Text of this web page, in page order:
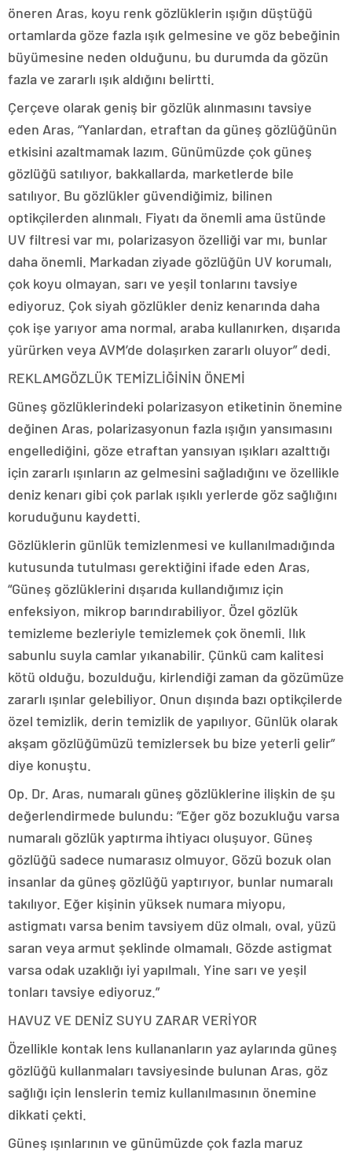
öneren Aras, koyu renk gözlüklerin ışığın düştüğü
ortamlarda göze fazla ışık gelmesine ve göz bebeğinin
büyümesine neden olduğunu, bu durumda da gözün
fazla ve zararlı ışık aldığını belirtti.
Çerçeve olarak geniş bir gözlük alınmasını tavsiye
eden Aras, “Yanlardan, etraftan da güneş gözlüğünün
etkisini azaltmamak lazım. Günümüzde çok güneş
gözlüğü satılıyor, bakkallarda, marketlerde bile
satılıyor. Bu gözlükler güvendiğimiz, bilinen
optikçilerden alınmalı. Fiyatı da önemli ama üstünde
UV filtresi var mı, polarizasyon özelliği var mı, bunlar
daha önemli. Markadan ziyade gözlüğün UV korumalı,
çok koyu olmayan, sarı ve yeşil tonlarını tavsiye
ediyoruz. Çok siyah gözlükler deniz kenarında daha
çok işe yarıyor ama normal, araba kullanırken, dışarıda
yürürken veya AVM’de dolaşırken zararlı oluyor” dedi.
REKLAMGÖZLÜK TEMİZLİĞİNİN ÖNEMİ
Güneş gözlüklerindeki polarizasyon etiketinin önemine
değinen Aras, polarizasyonun fazla ışığın yansımasını
engellediğini, göze etraftan yansıyan ışıkları azalttığı
için zararlı ışınların az gelmesini sağladığını ve özellikle
deniz kenarı gibi çok parlak ışıklı yerlerde göz sağlığını
koruduğunu kaydetti.
Gözlüklerin günlük temizlenmesi ve kullanılmadığında
kutusunda tutulması gerektiğini ifade eden Aras,
“Güneş gözlüklerini dışarıda kullandığımız için
enfeksiyon, mikrop barındırabiliyor. Özel gözlük
temizleme bezleriyle temizlemek çok önemli. Ilık
sabunlu suyla camlar yıkanabilir. Çünkü cam kalitesi
kötü olduğu, bozulduğu, kirlendiği zaman da gözümüze
zararlı ışınlar gelebiliyor. Onun dışında bazı optikçilerde
özel temizlik, derin temizlik de yapılıyor. Günlük olarak
akşam gözlüğümüzü temizlersek bu bize yeterli gelir”
diye konuştu.
Op. Dr. Aras, numaralı güneş gözlüklerine ilişkin de şu
değerlendirmede bulundu: “Eğer göz bozukluğu varsa
numaralı gözlük yaptırma ihtiyacı oluşuyor. Güneş
gözlüğü sadece numarasız olmuyor. Gözü bozuk olan
insanlar da güneş gözlüğü yaptırıyor, bunlar numaralı
takılıyor. Eğer kişinin yüksek numara miyopu,
astigmatı varsa benim tavsiyem düz olmalı, oval, yüzü
saran veya armut şeklinde olmamalı. Gözde astigmat
varsa odak uzaklığı iyi yapılmalı. Yine sarı ve yeşil
tonları tavsiye ediyoruz.”
HAVUZ VE DENİZ SUYU ZARAR VERİYOR
Özellikle kontak lens kullananların yaz aylarında güneş
gözlüğü kullanmaları tavsiyesinde bulunan Aras, göz
sağlığı için lenslerin temiz kullanılmasının önemine
dikkati çekti.
Güneş ışınlarının ve günümüzde çok fazla maruz